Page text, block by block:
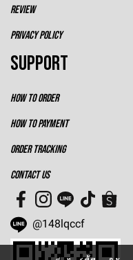
REVIEW
PRIVACY POLICY
SUPPORT
HOW TO ORDER
HOW TO PAYMENT
ORDER TRACKING
CONTACT US
@148lqccf